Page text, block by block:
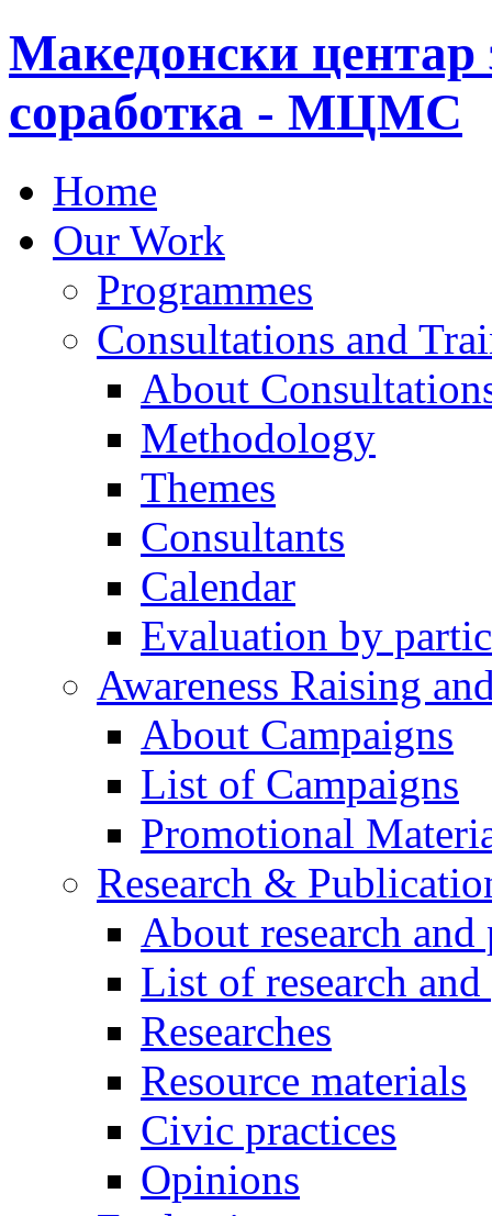
Македонски центар
соработка - МЦМС
Home
Our Work
Programmes
Consultations and
About
Methodology
Themes
Consultants
Calendar
Evaluation by
Awareness Raising
About Campaigns
List of Campaigns
Promotional
Research &
About research
List of research
Researches
Resource materials
Civic practices
Opinions